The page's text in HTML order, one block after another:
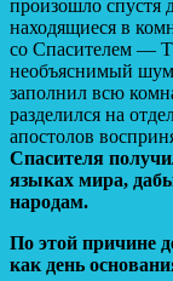
произошло спустя
находящиеся в
со Спасителем —
необъяснимый
заполнил всю
разделился на
апостолов
Спасителя
языках мира,
народам.
По этой причине
как день